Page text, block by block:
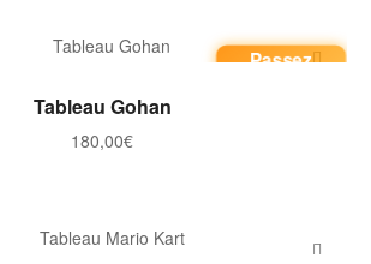
Passez
AJOUTER AU PANIER
Tableau Gohan
180,00€